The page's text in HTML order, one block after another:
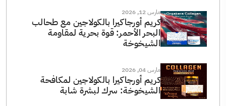
مارس 12, 2026
كريم أورجاكيرا بالكولاجين مع طحالب
البحر الأحمر: قوة بحرية لمقاومة
الشيخوخة
مارس 04, 2026
كريم أورجاكيرا بالكولاجين لمكافحة
الشيخوخة: سرك لبشرة شابة